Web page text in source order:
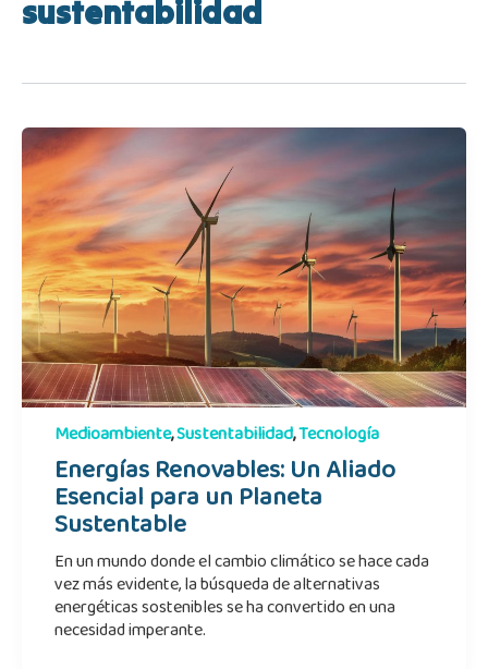
sustentabilidad
Medioambiente,Sustentabilidad,Tecnología
Energías Renovables: Un Aliado
Esencial para un Planeta
Sustentable
En un mundo donde el cambio climático se hace cada
vez más evidente, la búsqueda de alternativas
energéticas sostenibles se ha convertido en una
necesidad imperante.